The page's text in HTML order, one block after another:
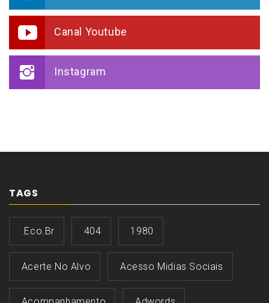
Canal Youtube
Instagram
TAGS
.eco.br 404 1980
Acerte No Alvo Acesso Midias Sociais